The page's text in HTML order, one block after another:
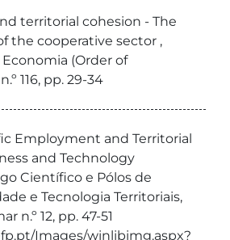
territorial cohesion - The
the cooperative sector ,
(Order of
116, pp. 29-34
Employment and Territorial
and Technology
Científico e Pólos de
e Tecnologia Territoriais,
n.º 12, pp. 47-51
Images/winlibimg.aspx?